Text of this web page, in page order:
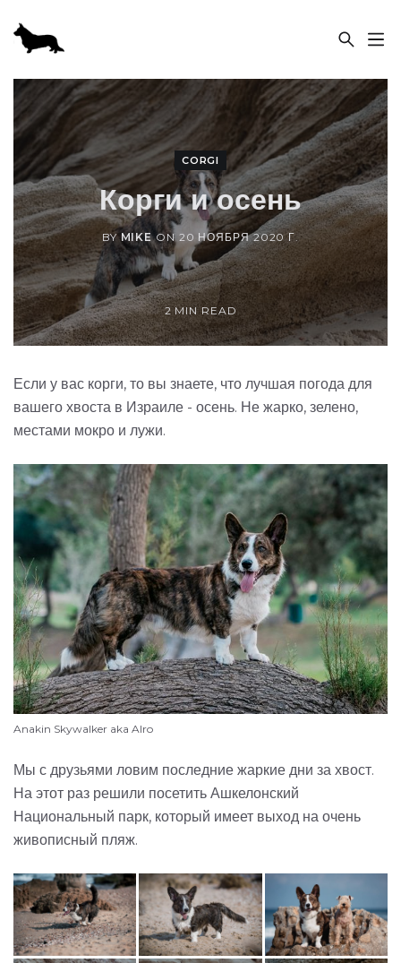
CORGI
Корги и осень
BYMIKEON 20 НОЯБРЯ 2020 Г.
2 MIN READ
Если у вас корги, то вы знаете, что лучшая погода для
вашего хвоста в Израиле - осень. Не жарко, зелено,
местами мокро и лужи.
Anakin Skywalker aka Alro
Мы с друзьями ловим последние жаркие дни за хвост.
На этот раз решили посетить Ашкелонский
Национальный парк, который имеет выход на очень
живописный пляж.